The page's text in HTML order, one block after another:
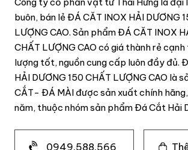
buôn, bán lẻ ĐÁ CĂT INOX HẢI DƯƠNG
LƯỢNG CAO. Sản phẩm ĐÁ CĂT INOX
CHẤT LƯỢNG CAO có giá thành rẻ
lượng tốt, nguồn cung cấp luôn đầy đủ.
HẢI DƯƠNG 150 CHẤT LƯỢNG CAO là
CẮT- ĐÁ MÀI được sản xuất chính
năm, thuộc nhóm sản phẩm Đá Cắt Hải
0949.588.566